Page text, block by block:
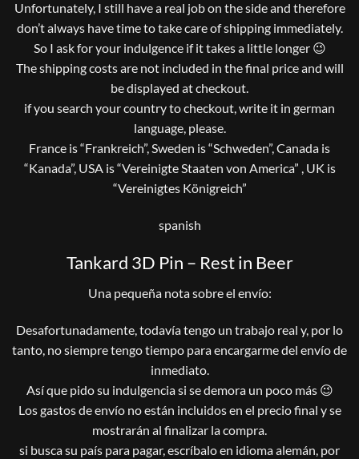
Unfortunately, I still have a real job on the side and therefore
don’t always have time to take care of shipping immediately.
So I ask for your indulgence if it takes a little longer 😉
The shipping costs are not included in the final price and will
be displayed at checkout.
if you search your country to checkout, write it in german
language, please.
France is “Frankreich”, Sweden is “Schweden”, Canada is
“Kanada”, USA is “Vereinigte Staaten von America” , UK is
“Vereinigtes Königreich”
spanish
Tankard 3D Pin – Rest in Beer
Una pequeña nota sobre el envío:
Desafortunadamente, todavía tengo un trabajo real y, por lo
tanto, no siempre tengo tiempo para encargarme del envío de
inmediato.
Así que pido su indulgencia si se demora un poco más 😉
Los gastos de envío no están incluidos en el precio final y se
mostrarán al finalizar la compra.
si busca su país para pagar, escríbalo en idioma alemán, por